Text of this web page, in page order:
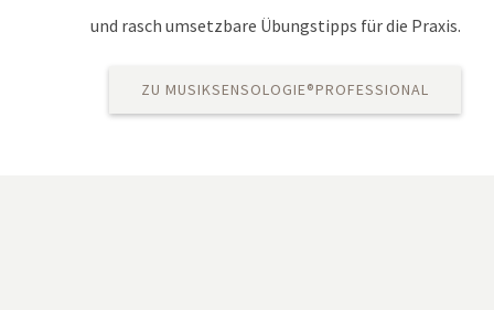
und rasch umsetzbare Übungstipps für die Praxis.
ZU MUSIKSENSOLOGIE®PROFESSIONAL